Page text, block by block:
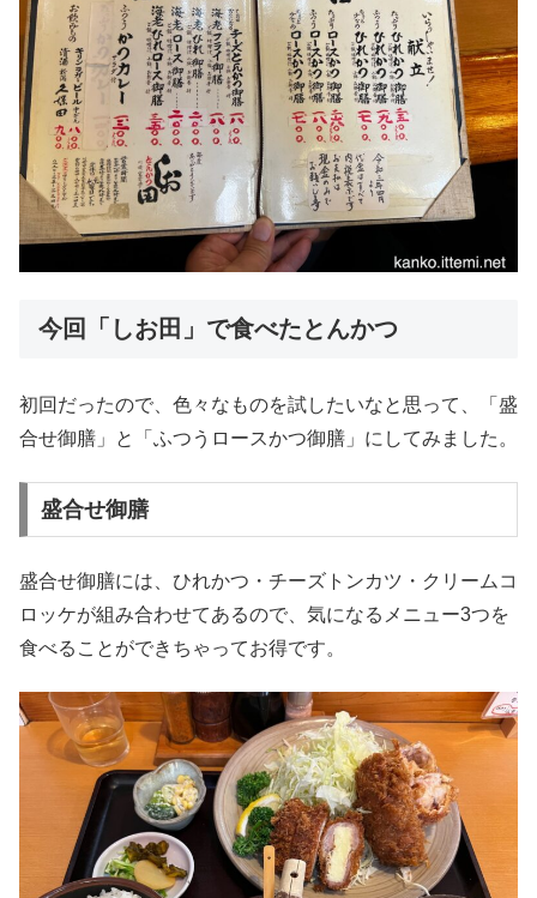
今回「しお田」で食べたとんかつ
初回だったので、色々なものを試したいなと思って、「盛
合せ御膳」と「ふつうロースかつ御膳」にしてみました。
盛合せ御膳
盛合せ御膳には、ひれかつ・チーズトンカツ・クリームコ
ロッケが組み合わせてあるので、気になるメニュー3つを
食べることができちゃってお得です。